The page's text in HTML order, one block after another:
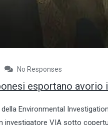
No Responses
esportano avorio
della Environmental
investigatore VIA sotto